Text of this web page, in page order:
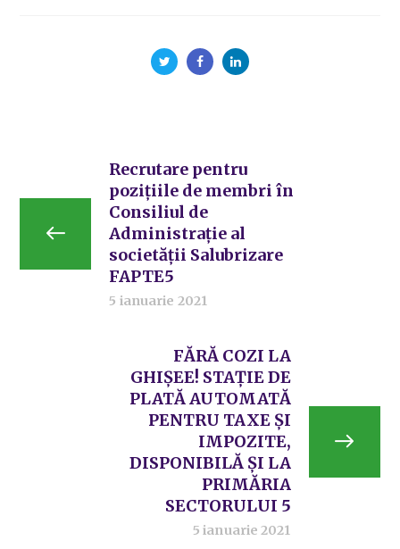
Recrutare pentru
pozițiile de membri în
Consiliul de
Administrație al
societății Salubrizare
FAPTE5
5 ianuarie 2021
FĂRĂ COZI LA
GHIȘEE! STAȚIE DE
PLATĂ AUTOMATĂ
PENTRU TAXE ȘI
IMPOZITE,
DISPONIBILĂ ȘI LA
PRIMĂRIA
SECTORULUI 5
5 ianuarie 2021